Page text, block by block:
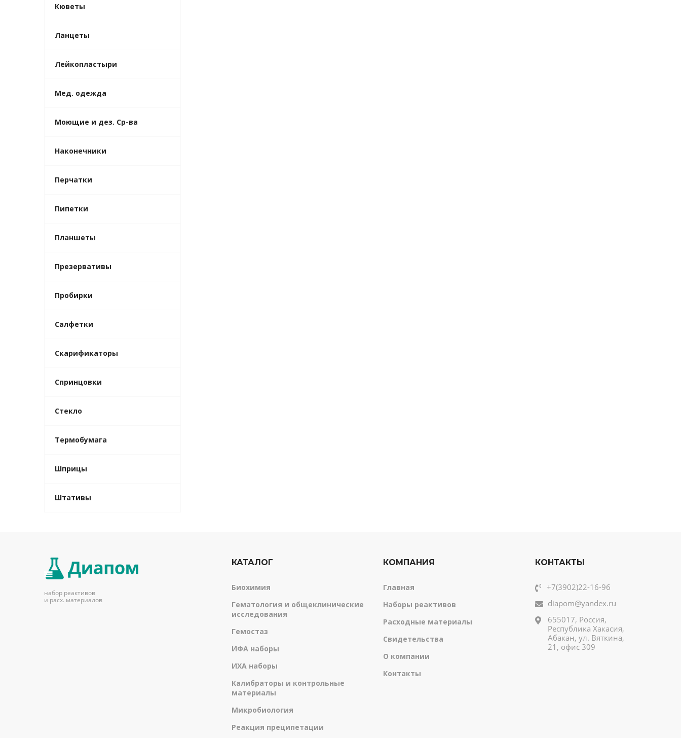
Кюветы
Ланцеты
Лейкопластыри
Мед. одежда
Моющие и дез. Ср-ва
Наконечники
Перчатки
Пипетки
Планшеты
Презервативы
Пробирки
Салфетки
Скарификаторы
Спринцовки
Стекло
Термобумага
Шприцы
Штативы
набор реактивов
и расх. материалов
КАТАЛОГ
Биохимия
Гематология и общеклинические
исследования
Гемостаз
ИФА наборы
ИХА наборы
Калибраторы и контрольные
материалы
Микробиология
Реакция преципетации
КОМПАНИЯ
Главная
Наборы реактивов
Расходные материалы
Свидетельства
О компании
Контакты
КОНТАКТЫ
+7(3902)22-16-96
diapom@yandex.ru
655017, Россия,
Республика Хакасия,
Абакан, ул. Вяткина,
21, офис 309